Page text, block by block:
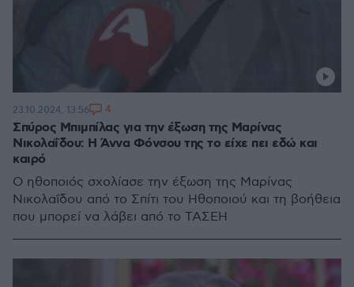
Σπύρος Μπιμπίλας για την έξωση της Μαρίνας
Νικολαΐδου: Η Άννα Φόνσου της το είχε πει εδώ και
καιρό
Ο ηθοποιός σχολίασε την έξωση της Μαρίνας
Νικολαΐδου από το Σπίτι του Ηθοποιού και τη βοήθεια
που μπορεί να λάβει από το ΤΑΣΕΗ
23.10.2024, 13:56 4